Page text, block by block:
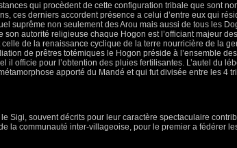
qui procèdent de cette configuration tribale que sont
ces derniers accordent présence a celui d’entre eux qui
suprême non seulement des Arou mais aussi de tous les
son autorité religieuse chaque Hogon est l’officiant majeur
de la renaissance cyclique de la terre nourricière de la
de prêtres totémiques le Hogon préside à l’ensemble
il officie pour l’obtention des pluies fertilisantes. L’autel du
apporté du Mandé et qui fut divisée entre les 4
Sigi, souvent décrits pour leur caractère spectaculaire
la communauté inter-villageoise, pour le premier a fédérer